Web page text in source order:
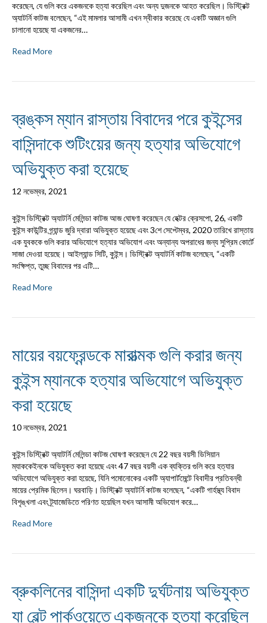
করেছেন, যে গুলি করে একজনকে হত্যা করেছিল এবং অন্য দুজনকে আহত করেছিল। ডিস্ট্রিক্ট
অ্যাটর্নি কাটজ বলেছেন, “এই মামলার আসামী এখন স্বীকার করেছে যে একটি অজ্ঞান গুলি
চালানো হয়েছে যা একজনের…
Read More
ব্রঙ্কস ম্যান রাস্তায় বিবাদের পরে কুইন্সের
বাসিন্দাকে শুটিংয়ের জন্য হত্যার অভিযোগে
অভিযুক্ত করা হয়েছে
12 নভেম্বর, 2021
কুইন্স ডিস্ট্রিক্ট অ্যাটর্নি মেলিন্ডা কাটজ আজ ঘোষণা করেছেন যে হেক্টর ক্রেসপো, 26, একটি
কুইন্স কাউন্টির গ্র্যান্ড জুরি দ্বারা অভিযুক্ত হয়েছে এবং 3শে সেপ্টেম্বর, 2020 তারিখে রাস্তায়
এক যুবককে গুলি করার অভিযোগে হত্যার অভিযোগ এবং অন্যান্য অপরাধের জন্য সুপ্রিম কোর্টে
সাজা দেওয়া হয়েছে। আইল্যান্ড সিটি, কুইন্স। ডিস্ট্রিক্ট অ্যাটর্নি কাটজ বলেছেন, “একটি
সংক্ষিপ্ত, তুচ্ছ বিবাদের পর এটি…
Read More
মায়ের বয়ফ্রেন্ডকে মারাত্মক গুলি করার জন্য
কুইন্স ম্যানকে হত্যার অভিযোগে অভিযুক্ত
করা হয়েছে
10 নভেম্বর, 2021
কুইন্স ডিস্ট্রিক্ট অ্যাটর্নি মেলিন্ডা কাটজ ঘোষণা করেছেন যে 22 বছর বয়সী ডিসিয়ান
ম্যাককেইনকে অভিযুক্ত করা হয়েছে এবং 47 বছর বয়সী এক ব্যক্তির গুলি করে হত্যার
অভিযোগে অভিযুক্ত করা হয়েছে, যিনি পমোনোকের একটি অ্যাপার্টমেন্টে বিবাদীর প্রতিবন্ধী
মায়ের প্রেমিক ছিলেন। ঘরবাড়ি। ডিস্ট্রিক্ট অ্যাটর্নি কাটজ বলেছেন, “একটি গার্হস্থ্য বিবাদ
বিশৃঙ্খলা এবং ট্র্যাজেডিতে পরিণত হয়েছিল যখন আসামী অভিযোগ করে…
Read More
ব্রুকলিনের বাসিন্দা একটি দুর্ঘটনায় অভিযুক্ত
যা বেল্ট পার্কওয়েতে একজনকে হত্যা করেছিল